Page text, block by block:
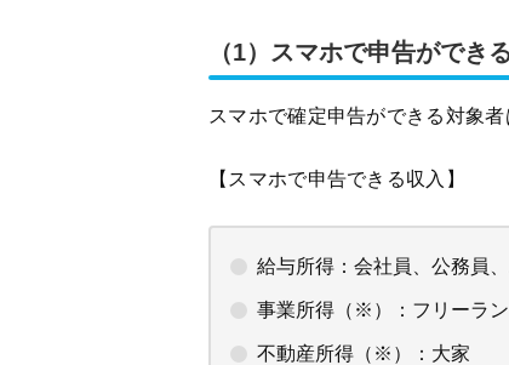
（1）スマホで申告ができ
スマホで確定申告ができる対象
【スマホで申告できる収入】
給与所得：会社員、公務員
事業所得（※）：フリーラ
不動産所得（※）：大家